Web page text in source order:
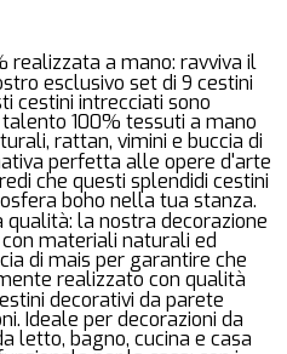
realizzata a mano: ravviva il
esclusivo set di 9 cestini
cestini intrecciati sono
100% tessuti a mano
rattan, vimini e buccia di
perfetta alle opere d'arte
che questi splendidi cestini
boho nella tua stanza.
la nostra decorazione
materiali naturali ed
di mais per garantire che
realizzato con qualità
decorativi da parete
Ideale per decorazioni da
letto, bagno, cucina e casa